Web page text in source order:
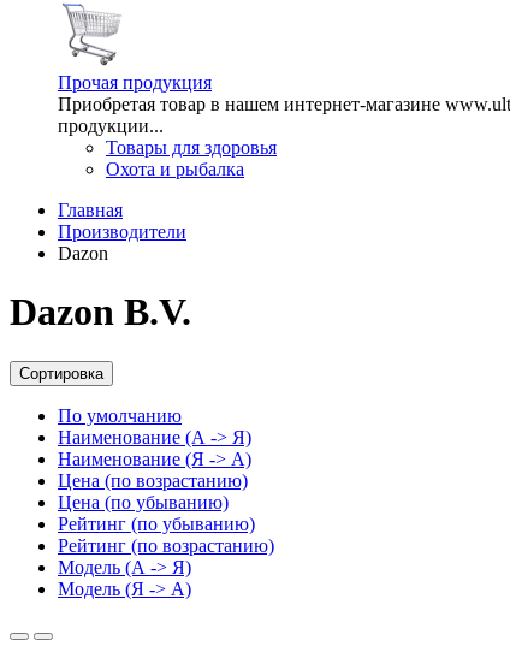
Прочая продукция
Приобретая товар в нашем интернет-магазине
продукции...
Товары для здоровья
Охота и рыбалка
Главная
Производители
Dazon
Dazon B.V.
Сортировка
По умолчанию
Наименование (А -> Я)
Наименование (Я -> А)
Цена (по возрастанию)
Цена (по убыванию)
Рейтинг (по убыванию)
Рейтинг (по возрастанию)
Модель (А -> Я)
Модель (Я -> А)